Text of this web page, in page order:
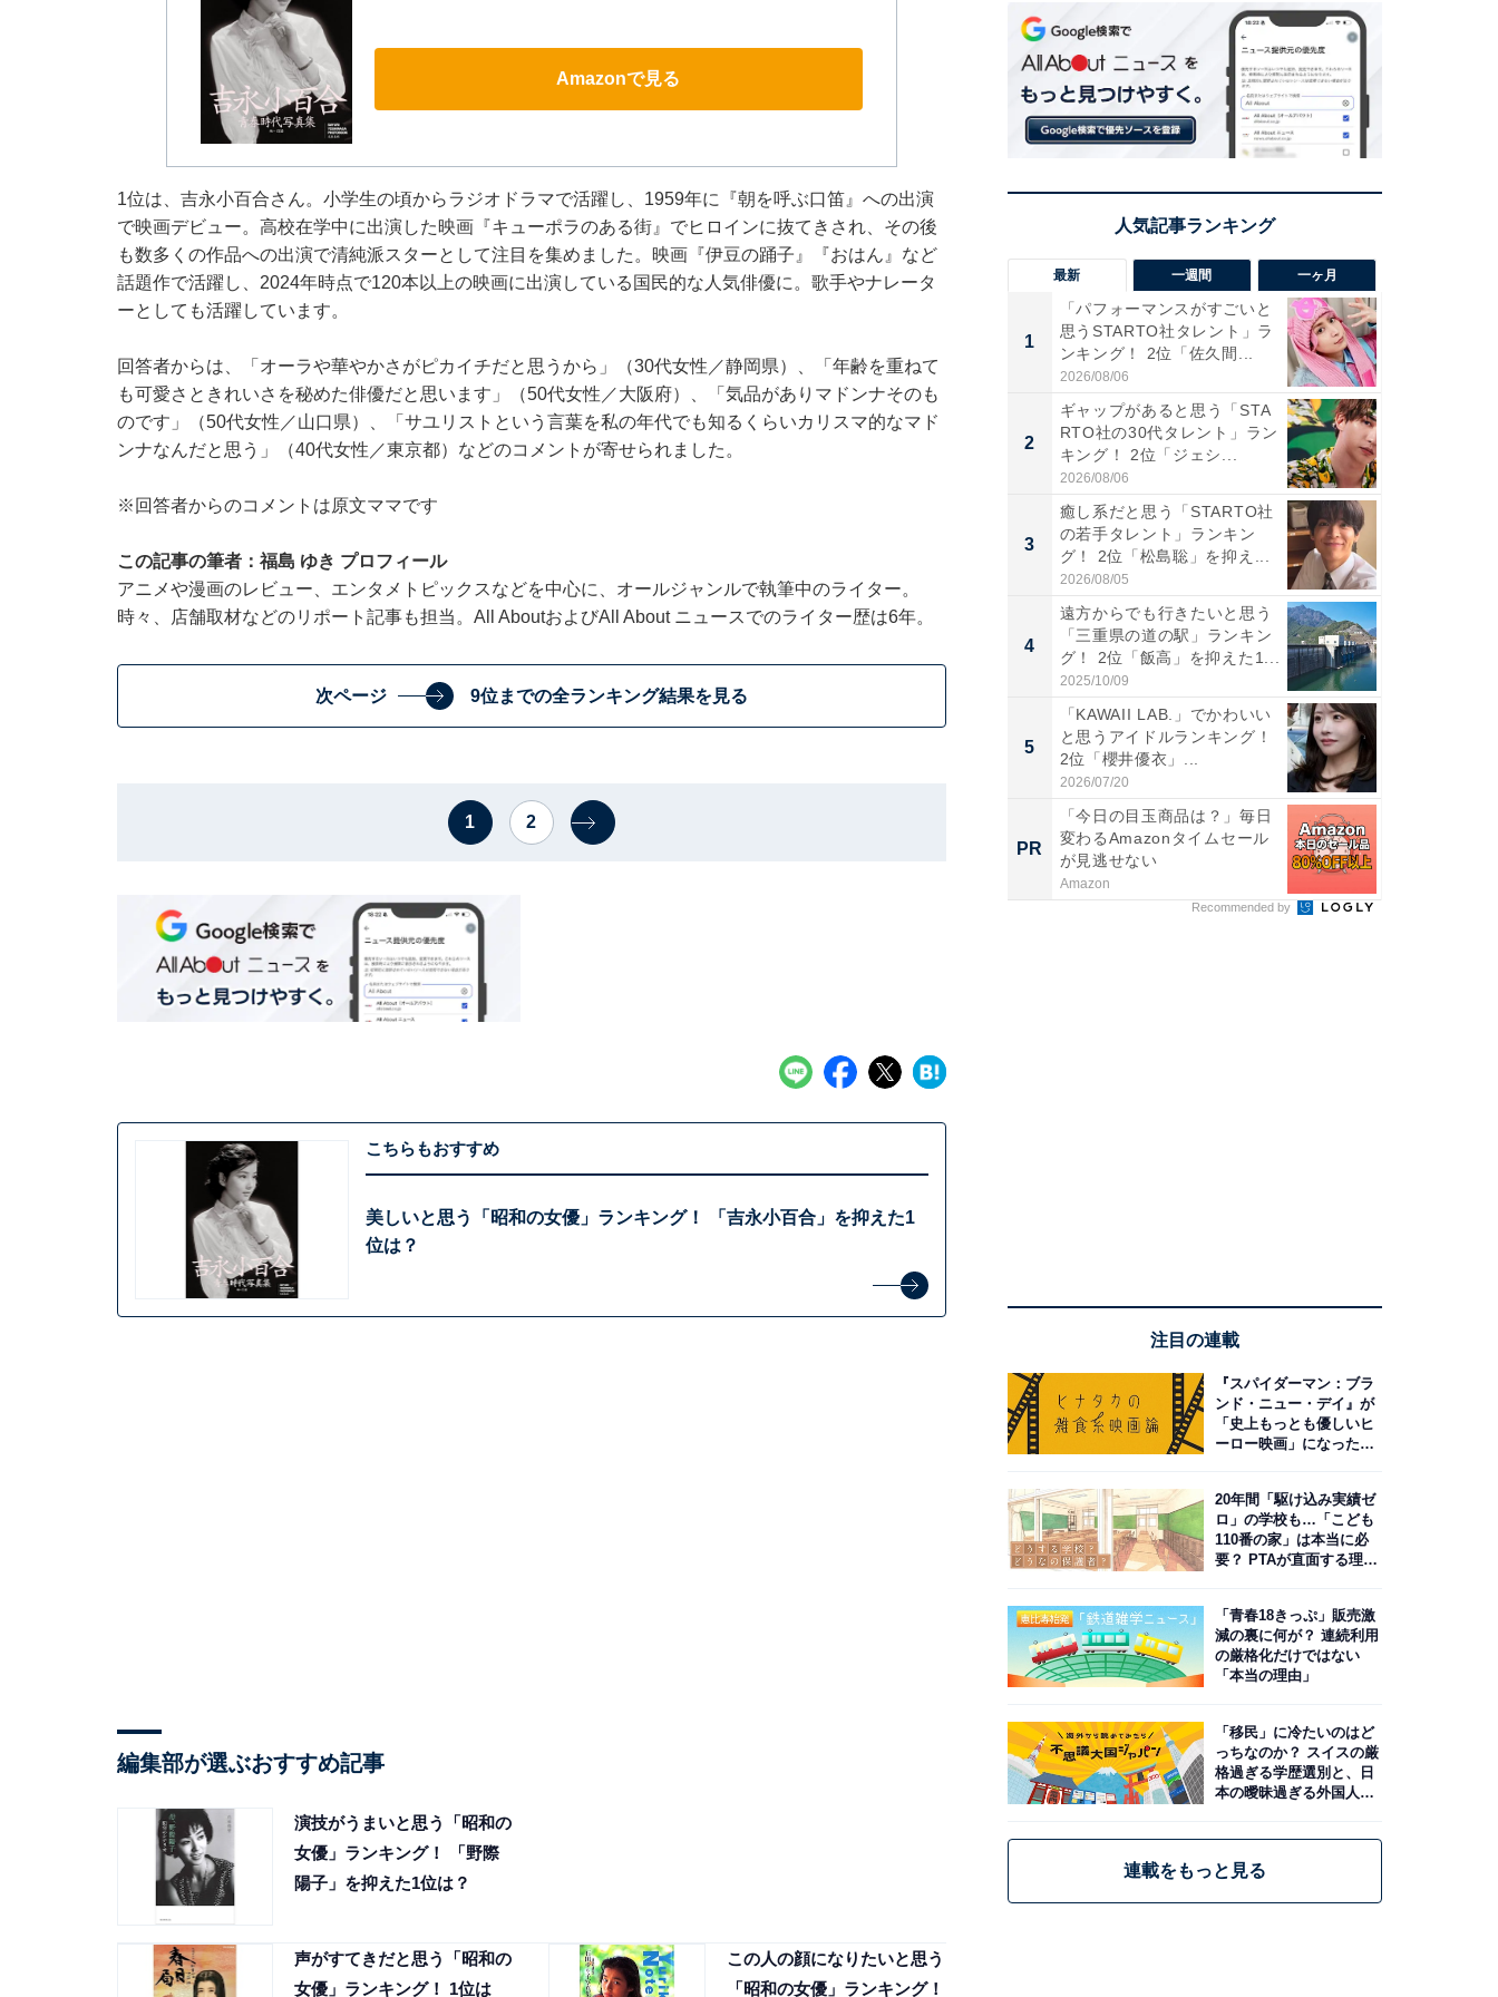
Amazonで見る
1位は、吉永小百合さん。小学生の頃からラジオドラマで活躍し、1959年に『朝を呼ぶ口笛』への出演
で映画デビュー。高校在学中に出演した映画『キューポラのある街』でヒロインに抜てきされ、その後
も数多くの作品への出演で清純派スターとして注目を集めました。映画『伊豆の踊子』『おはん』など
話題作で活躍し、2024年時点で120本以上の映画に出演している国民的な人気俳優に。歌手やナレータ
ーとしても活躍しています。
回答者からは、「オーラや華やかさがピカイチだと思うから」（30代女性／静岡県）、「年齢を重ねて
も可愛さときれいさを秘めた俳優だと思います」（50代女性／大阪府）、「気品がありマドンナそのも
のです」（50代女性／山口県）、「サユリストという言葉を私の年代でも知るくらいカリスマ的なマド
ンナなんだと思う」（40代女性／東京都）などのコメントが寄せられました。
※回答者からのコメントは原文ママです
この記事の筆者：福島 ゆき プロフィール
アニメや漫画のレビュー、エンタメトピックスなどを中心に、オールジャンルで執筆中のライター。
時々、店舗取材などのリポート記事も担当。All AboutおよびAll About ニュースでのライター歴は6年。
次ページ 9位までの全ランキング結果を見る
1 2
こちらもおすすめ
美しいと思う「昭和の女優」ランキング！ 「吉永小百合」を抑えた1
位は？
編集部が選ぶおすすめ記事
演技がうまいと思う「昭和の
女優」ランキング！ 「野際
陽子」を抑えた1位は？
声がすてきだと思う「昭和の
女優」ランキング！ 1位は
この人の顔になりたいと思う
「昭和の女優」ランキング！
最新 一週間 一ヶ月
1
「パフォーマンスがすごいと
思うSTARTO社タレント」ラ
ンキング！ 2位「佐久間...
2026/08/06
2
ギャップがあると思う「STA
RTO社の30代タレント」ラン
キング！ 2位「ジェシ...
2026/08/06
3
癒し系だと思う「STARTO社
の若手タレント」ランキン
グ！ 2位「松島聡」を抑え...
2026/08/05
4
遠方からでも行きたいと思う
「三重県の道の駅」ランキン
グ！ 2位「飯高」を抑えた1...
2025/10/09
5
「KAWAII LAB.」でかわいい
と思うアイドルランキング！
2位「櫻井優衣」...
2026/07/20
PR
「今日の目玉商品は？」毎日
変わるAmazonタイムセール
が見逃せない
Amazon
Recommended by
注目の連載
『スパイダーマン：ブラ
ンド・ニュー・デイ』が
「史上もっとも優しいヒ
ーロー映画」になった理
20年間「駆け込み実績ゼ
ロ」の学校も…「こども
110番の家」は本当に必
要？ PTAが直面する理想
「青春18きっぷ」販売激
減の裏に何が？ 連続利用
の厳格化だけではない
「本当の理由」
「移民」に冷たいのはど
っちなのか？ スイスの厳
格過ぎる学歴選別と、日
本の曖昧過ぎる外国人政
連載をもっと見る